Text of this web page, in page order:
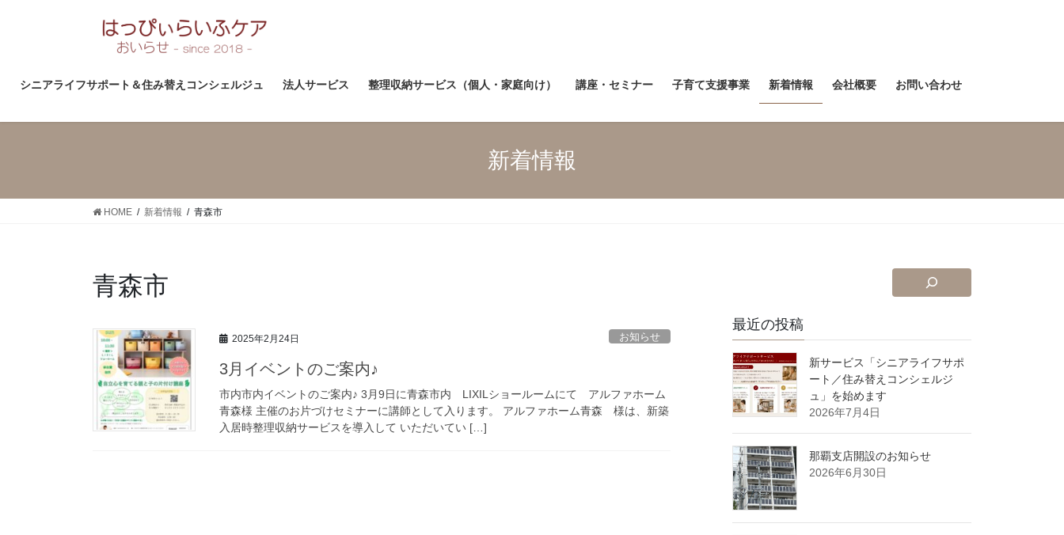
ス
ン
シニアライフサポート＆住み替えコンシェルジュ 法人サービス 整理収納サービス（個人・家庭向け） 講座・セミナー 子育て支援事業 新着情報 会社概要 お問い合わせ
新着情報
HOME 新着情報 青森市
青森市
2025年2月24日 お知らせ
3月イベントのご案内♪
市内市内イベントのご案内♪ 3月9日に青森市内 LIXILショールームにて アルファホーム
青森様 主催のお片づけセミナーに講師として入ります。 アルファホーム青森 様は、新築
入居時整理収納サービスを導入して いただいてい […]
最近の投稿
新サービス「シニアライフサポ
ート／住み替えコンシェルジ
ュ」を始めます
2026年7月4日
那覇支店開設のお知らせ
2026年6月30日